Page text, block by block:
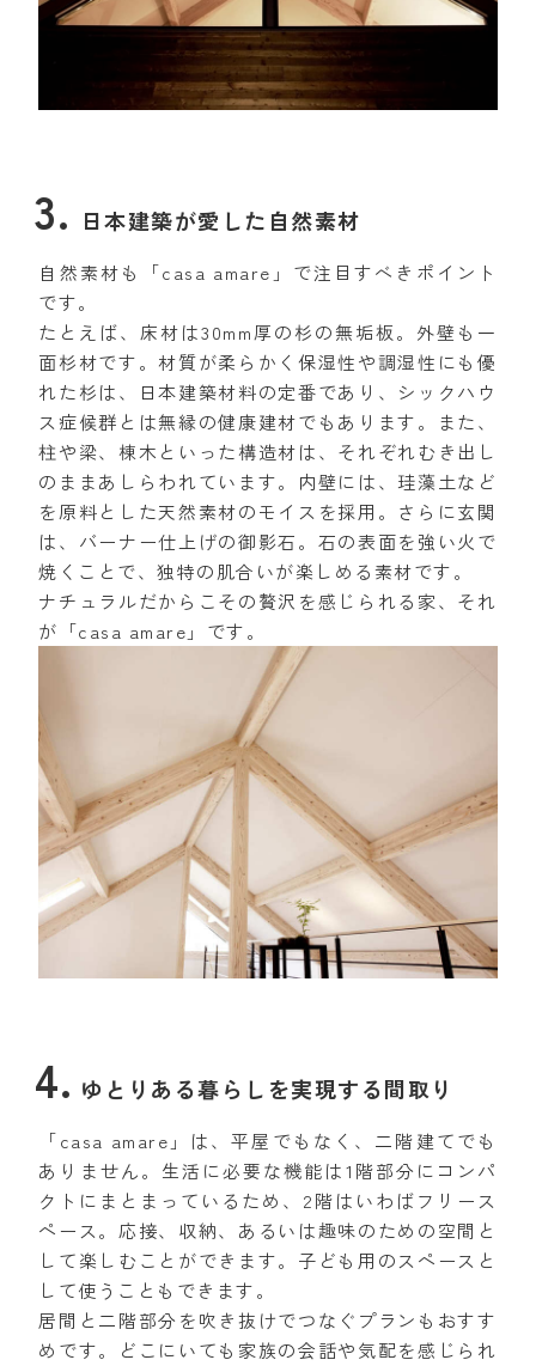
日本建築が愛した自然素材
自然素材も「casa amare」で注目すべきポイント
です。
たとえば、床材は30mm厚の杉の無垢板。外壁も一
面杉材です。材質が柔らかく保湿性や調湿性にも優
れた杉は、日本建築材料の定番であり、シックハウ
ス症候群とは無縁の健康建材でもあります。また、
柱や梁、棟木といった構造材は、それぞれむき出し
のままあしらわれています。内壁には、珪藻土など
を原料とした天然素材のモイスを採用。さらに玄関
は、バーナー仕上げの御影石。石の表面を強い火で
焼くことで、独特の肌合いが楽しめる素材です。
ナチュラルだからこその贅沢を感じられる家、それ
が「casa amare」です。
ゆとりある暮らしを実現する間取り
「casa amare」は、平屋でもなく、二階建てでも
ありません。生活に必要な機能は1階部分にコンパ
クトにまとまっているため、2階はいわばフリース
ペース。応接、収納、あるいは趣味のための空間と
して楽しむことができます。子ども用のスペースと
して使うこともできます。
居間と二階部分を吹き抜けでつなぐプランもおすす
めです。どこにいても家族の会話や気配を感じられ